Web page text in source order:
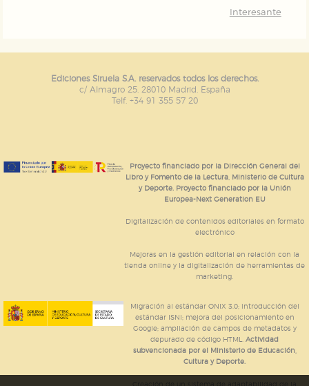
Interesante
Ediciones Siruela S.A. reservados todos los derechos.
c/ Almagro 25. 28010 Madrid. España
Telf. +34 91 355 57 20
Proyecto financiado por la Dirección General del
Libro y Fomento de la Lectura, Ministerio de Cultura
y Deporte. Proyecto financiado por la Unión
Europea-Next Generation EU
Digitalización de contenidos editoriales en formato
electrónico
Mejoras en la gestión editorial en relación con la
tienda online y la digitalización de herramientas de
marketing.
Migración al estándar ONIX 3.0; introducción del
estándar ISNI; mejora del posicionamiento en
Google; ampliación de campos de metadatos y
depurado de código HTML.Actividad
subvencionada por el Ministerio de Educación,
Cultura y Deporte.